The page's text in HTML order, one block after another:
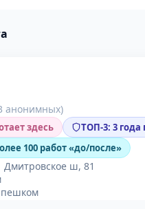
анонимных)
здесь
ТОП-3: 3 года
100 работ «до/после»
Дмитровское ш, 81